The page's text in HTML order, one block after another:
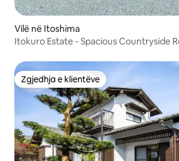
Vilë në Itoshima
Itokuro Estate - Spacious Countryside
Zgjedhja e klientëve
Zgjedhja e klientëve